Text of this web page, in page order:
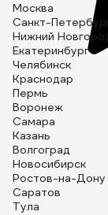
Москва
Санкт-
Нижний
Екатеринбург
Челябинск
Краснодар
Пермь
Воронеж
Самара
Казань
Волгоград
Новосибирск
Ростов-на-Дону
Саратов
Тула